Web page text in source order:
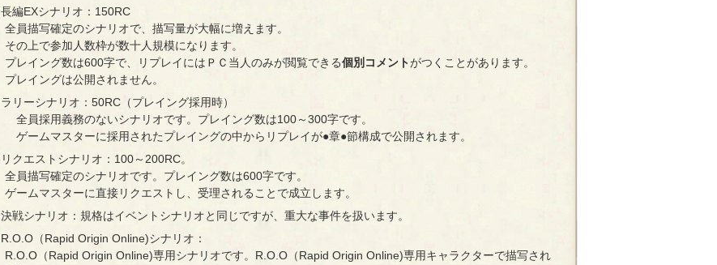
長編EXシナリオ：150RC
全員描写確定のシナリオで、描写量が大幅に増えます。
その上で参加人数枠が数十人規模になります。
プレイング数は600字で、リプレイにはＰＣ当人のみが閲覧できる個別コメントがつくことがあります。
プレイングは公開されません。
ラリーシナリオ：50RC（プレイング採用時）
全員採用義務のないシナリオです。プレイング数は100～300字です。
ゲームマスターに採用されたプレイングの中からリプレイが●章●節構成で公開されます。
リクエストシナリオ：100～200RC。
全員描写確定のシナリオです。プレイング数は600字です。
ゲームマスターに直接リクエストし、受理されることで成立します。
決戦シナリオ：規格はイベントシナリオと同じですが、重大な事件を扱います。
R.O.O（Rapid Origin Online)シナリオ：
R.O.O（Rapid Origin Online)専用シナリオです。R.O.O（Rapid Origin Online)専用キャラクターで描写され